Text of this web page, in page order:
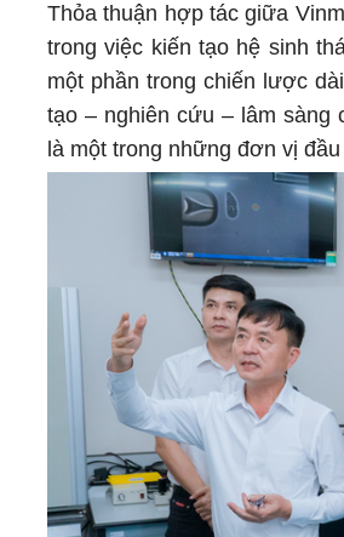
Thỏa thuận hợp tác giữa
trong việc kiến tạo hệ sinh
một phần trong chiến lược
tạo – nghiên cứu – lâm sàng
là một trong những đơn vị